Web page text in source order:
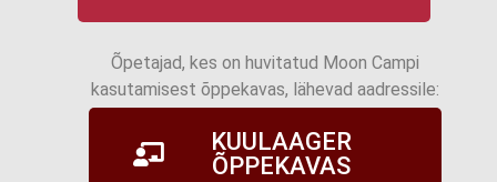
Õpetajad, kes on huvitatud Moon Campi
kasutamisest õppekavas, lähevad aadressile:
KUULAAGER
ÕPPEKAVAS